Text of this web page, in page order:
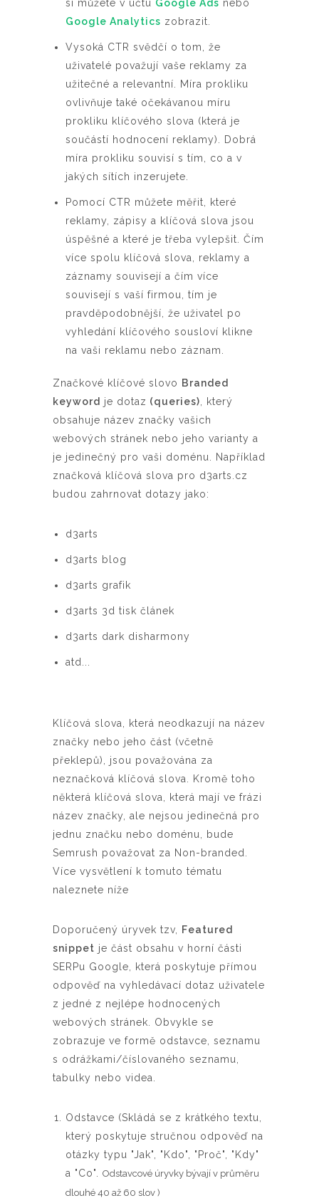
si můžete v účtu Google Ads nebo
Google Analytics zobrazit.
Vysoká CTR svědčí o tom, že
uživatelé považují vaše reklamy za
užitečné a relevantní. Míra prokliku
ovlivňuje také očekávanou míru
prokliku klíčového slova (která je
součástí hodnocení reklamy). Dobrá
míra prokliku souvisí s tím, co a v
jakých sítích inzerujete.
Pomocí CTR můžete měřit, které
reklamy, zápisy a klíčová slova jsou
úspěšné a které je třeba vylepšit. Čím
více spolu klíčová slova, reklamy a
záznamy souvisejí a čím více
souvisejí s vaší firmou, tím je
pravděpodobnější, že uživatel po
vyhledání klíčového sousloví klikne
na vaši reklamu nebo záznam.
Značkové klíčové slovo Branded
keyword je dotaz (queries), který
obsahuje název značky vašich
webových stránek nebo jeho varianty a
je jedinečný pro vaši doménu. Například
značková klíčová slova pro d3arts.cz
budou zahrnovat dotazy jako:
d3arts
d3arts blog
d3arts grafik
d3arts 3d tisk článek
d3arts dark disharmony
atd...
Klíčová slova, která neodkazují na název
značky nebo jeho část (včetně
překlepů), jsou považována za
neznačková klíčová slova. Kromě toho
některá klíčová slova, která mají ve frázi
název značky, ale nejsou jedinečná pro
jednu značku nebo doménu, bude
Semrush považovat za Non-branded.
Více vysvětlení k tomuto tématu
naleznete níže
Doporučený úryvek tzv, Featured
snippet je část obsahu v horní části
SERPu Google, která poskytuje přímou
odpověď na vyhledávací dotaz uživatele
z jedné z nejlépe hodnocených
webových stránek. Obvykle se
zobrazuje ve formě odstavce, seznamu
s odrážkami/číslovaného seznamu,
tabulky nebo videa.
Odstavce (Skládá se z krátkého textu,
který poskytuje stručnou odpověď na
otázky typu "Jak", "Kdo", "Proč", "Kdy"
a "Co".Odstavcové úryvky bývají v průměru
dlouhé 40 až 60 slov )